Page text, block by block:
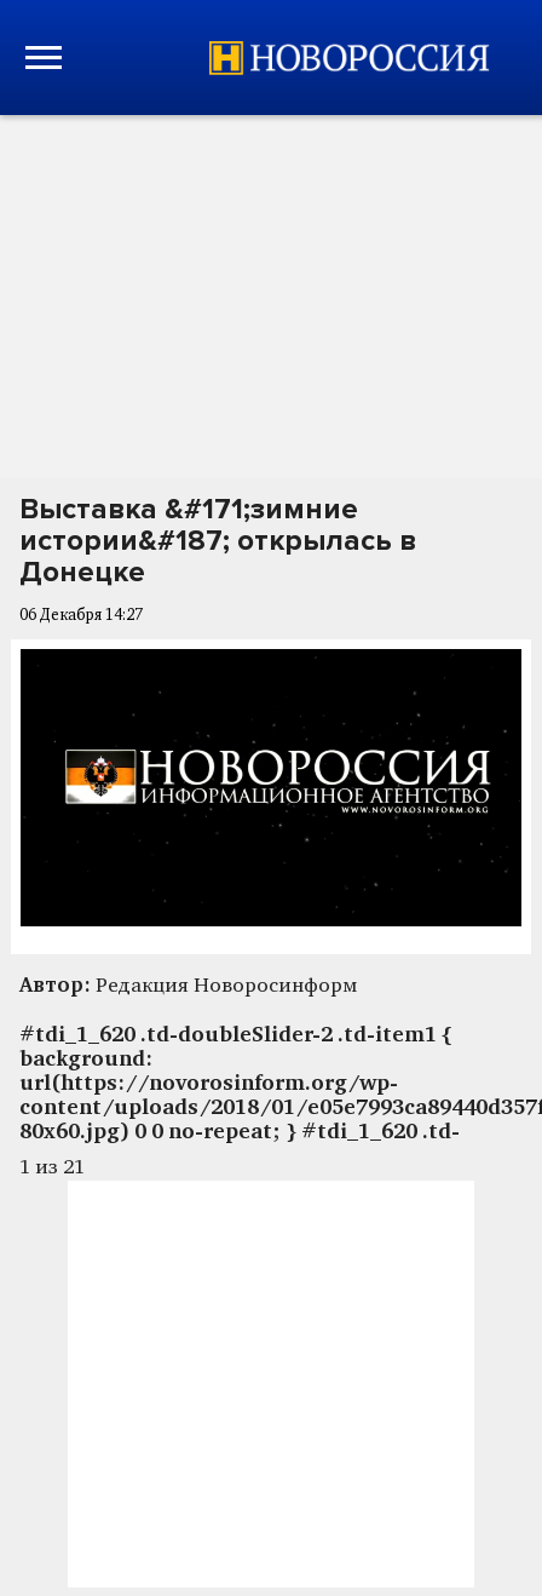
Выставка &#171;зимние
истории&#187; открылась в
Донецке
06 Декабря 14:27
Автор: Редакция Новоросинформ
#tdi_1_620 .td-doubleSlider-2 .td-item1 {
background:
url(https://novorosinform.org/wp-
content/uploads/2018/01/
80x60.jpg) 0 0 no-repeat; } #tdi_1_620 .td-
1 из 21